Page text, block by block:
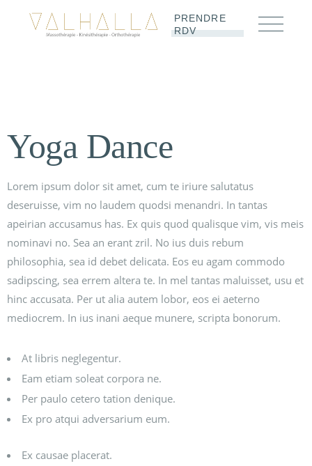
PRENDRE
RDV
Yoga Dance
Lorem ipsum dolor sit amet, cum te iriure salutatus
deseruisse, vim no laudem quodsi menandri. In tantas
apeirian accusamus has. Ex quis quod qualisque vim, vis meis
nominavi no. Sea an erant zril. No ius duis rebum
philosophia, sea id debet delicata. Eos eu agam commodo
sadipscing, sea errem altera te. In mel tantas maluisset, usu et
hinc accusata. Per ut alia autem lobor, eos ei aeterno
mediocrem. In ius inani aeque munere, scripta bonorum.
At libris neglegentur.
Eam etiam soleat corpora ne.
Per paulo cetero tation denique.
Ex pro atqui adversarium eum.
Ex causae placerat.